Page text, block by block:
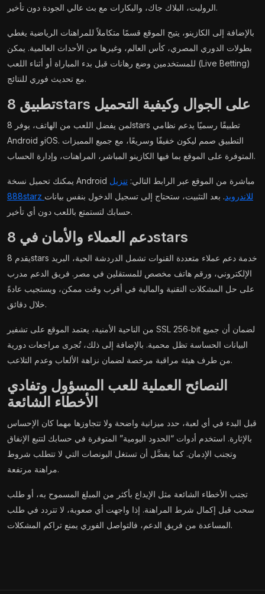
الروليت، البلاك جاك، والبكارات مع بث عالي الجودة دون تأخير.
بالإضافة إلى الكازينو، يتيح الموقع قسمًا متكاملاً للمراهنات الرياضية يغطي
بطولات الدوري المصري، كأس العالم، وغيرها من الأحداث العالمية. يمكن
للمستخدمين وضع رهانات قبل بدء المباراة أو أثناء اللعب (Live Betting)
مع تحديث فوري للنتائج.
تطبيق 8stars على الجوال وكيفية التحميل
لمن يفضل اللعب من الهاتف، يوفر 8stars تطبيقًا رسميًا يدعم نظامي
Android وiOS. التطبيق صمم ليكون خفيفًا وسريعًا، مع جميع المميزات
المتوفرة على الموقع بما فيها الكازينو المباشر، المراهنات، وإدارة الحساب.
يمكنك تحميل نسخة Android مباشرة من الموقع عبر الرابط التالي: تنزيل
888starz للاندرويد. بعد التثبيت، ستحتاج إلى تسجيل الدخول بنفس بيانات
حسابك لتستمتع باللعب دون أي تأخير.
دعم العملاء والأمان في 8stars
يقدم 8stars خدمة دعم عملاء متعددة القنوات تشمل الدردشة الحية، البريد
الإلكتروني، ورقم هاتف مخصص للمستقلين في مصر. فريق الدعم مدرب
على حل المشكلات التقنية والمالية في أقرب وقت ممكن، ويستجيب عادةً
خلال دقائق.
من الناحية الأمنية، يعتمد الموقع على تشفير SSL 256‑bit لضمان أن جميع
البيانات الحساسة تظل محمية. بالإضافة إلى ذلك، تُجرى مراجعات دورية
من طرف هيئة مراقبة مرخصة لضمان نزاهة الألعاب وعدم التلاعب.
النصائح العملية للعب المسؤول وتفادي
الأخطاء الشائعة
قبل البدء في أي لعبة، حدد ميزانية واضحة ولا تتجاوزها مهما كان الإحساس
بالإثارة. استخدم أدوات “الحدود اليومية” المتوفرة في حسابك لتتبع الإنفاق
وتجنب الإدمان. كما يفضَّل أن تستغل البونصات التي لا تتطلب شروط
مراهنة مرتفعة.
تجنب الأخطاء الشائعة مثل الإيداع بأكثر من المبلغ المسموح به، أو طلب
سحب قبل إكمال شرط المراهنة. إذا واجهت أي صعوبة، لا تتردد في طلب
المساعدة من فريق الدعم، فالتواصل الفوري يمنع تراكم المشكلات.